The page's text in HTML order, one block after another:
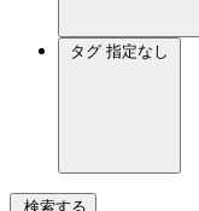
タグ 指定なし
検索する